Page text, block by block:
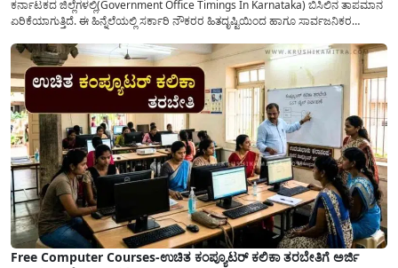
ಕರ್ನಾಟಕದ ಜಿಲ್ಲೆಗಳಲ್ಲಿ(Government Office Timings In Karnataka) ಬಿಸಿಲಿನ ತಾಪಮಾನ
ಏರಿಕೆಯಾಗುತ್ತಿದೆ. ಈ ಹಿನ್ನೆಲೆಯಲ್ಲಿ ಸರ್ಕಾರಿ ನೌಕರರ ಹಿತದೃಷ್ಟಿಯಿಂದ ಹಾಗೂ ಸಾರ್ವಜನಿಕರ
ಮತ್ತು ಕಲ್ಯಾಣ ಕರ್ನಾಟಕದ ಒಟ್ಟು 9 ಜಿಲ್ಲೆಗಳಲ್ಲಿ ಏಪ್ರಿಲ್...
Free Computer Courses-ಉಚಿತ ಕಂಪ್ಯೂಟರ್ ಕಲಿಕಾ ತರಬೇತಿಗೆ ಅರ್ಜಿ